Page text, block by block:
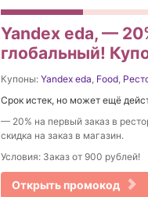
Yandex eda, —
глобальный!
Купоны: Yandex eda, Food,
Срок истек, но может ещё
— 20% на первый заказ в
скидка на заказ в магазин.
Условия: Заказ от 900 рублей!
Открыть промокод